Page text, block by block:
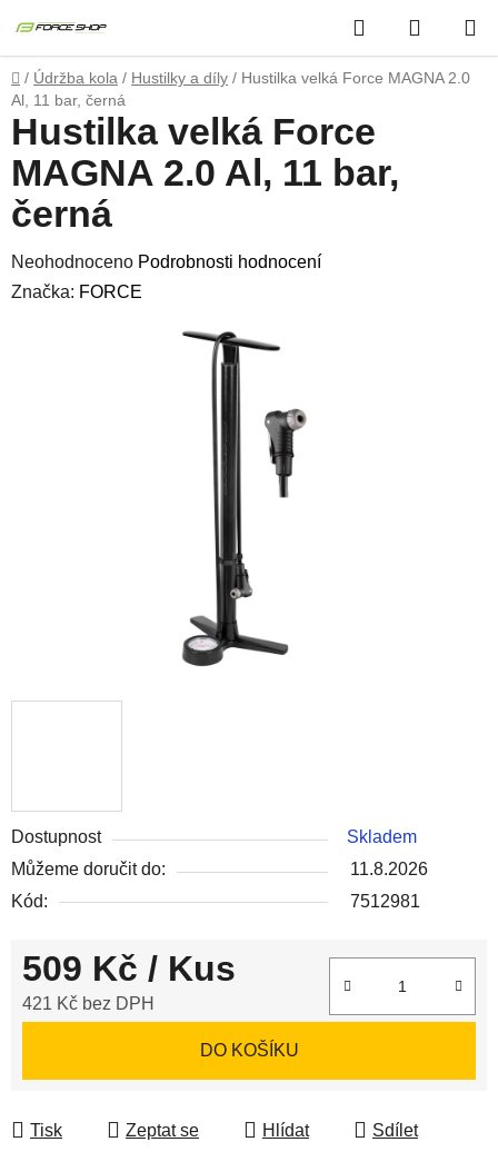
na
obsah
Hledat
KOŠÍK
Domů
/ Údržba kola / Hustilky a díly / Hustilka velká Force MAGNA 2.0
Al, 11 bar, černá
Dostupnost
Skladem
Můžeme doručit do:
11.8.2026
Kód:
7512981
509 Kč / Kus
421 Kč bez DPH
DO KOŠÍKU
Tisk Zeptat se Hlídat Sdílet
Hustilka velká Force
MAGNA 2.0 Al, 11 bar,
černá
Průměrné
hodnocení
Neohodnoceno Podrobnosti hodnocení
Značka: FORCE